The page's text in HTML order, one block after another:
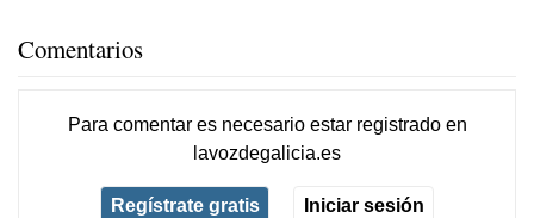
Comentarios
Para comentar es necesario estar registradoen
lavozdegalicia.es
Regístrate gratis Iniciar sesión